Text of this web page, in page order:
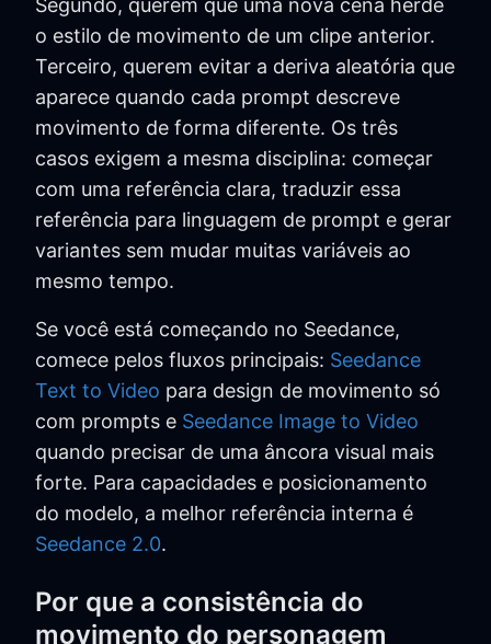
Segundo, querem que uma nova cena herde
o estilo de movimento de um clipe anterior.
Terceiro, querem evitar a deriva aleatória que
aparece quando cada prompt descreve
movimento de forma diferente. Os três
casos exigem a mesma disciplina: começar
com uma referência clara, traduzir essa
referência para linguagem de prompt e gerar
variantes sem mudar muitas variáveis ao
mesmo tempo.
Se você está começando no Seedance,
comece pelos fluxos principais: Seedance
Text to Video para design de movimento só
com prompts e Seedance Image to Video
quando precisar de uma âncora visual mais
forte. Para capacidades e posicionamento
do modelo, a melhor referência interna é
Seedance 2.0.
Por que a consistência do
movimento do personagem